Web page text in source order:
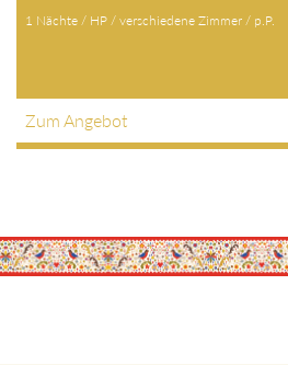
1 Nächte / HP / verschiedene Zimmer / p.P.
Zum Angebot